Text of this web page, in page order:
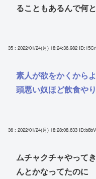
ることもあるんで何
35 : 2022/01/24(月) 18:24:36.982
素人が欲をかくからよ
頭悪い奴ほど飲食や
36 : 2022/01/24(月) 18:28:08.633
ムチャクチャやって
んとかなってたのに